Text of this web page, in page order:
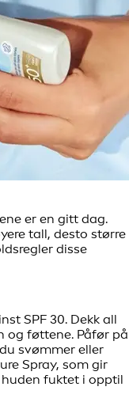
er en gitt dag.
tall, desto større
disse
SPF 30. Dekk all
og føttene. Påfør på
svømmer eller
Spray, som gir
fuktet i opptil